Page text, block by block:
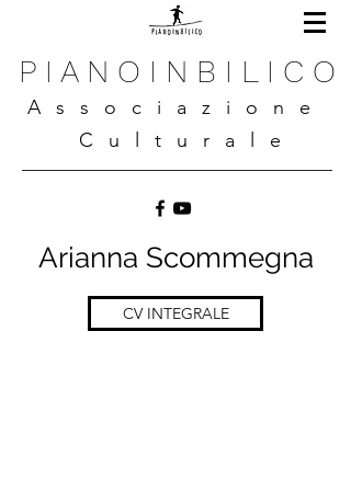
P I A N O I N B I L I C O
A s s o c i a z i o n e
C u l t u r a l e
Arianna Scommegna
CV INTEGRALE